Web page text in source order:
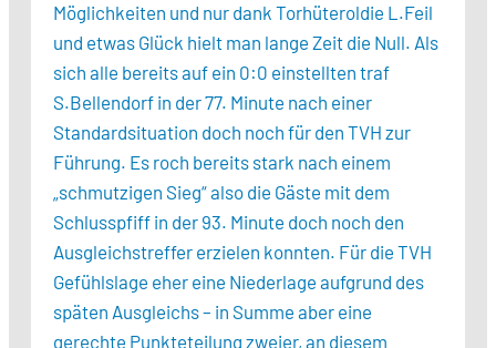
Möglichkeiten und nur dank Torhüteroldie L.Feil
und etwas Glück hielt man lange Zeit die Null. Als
sich alle bereits auf ein 0:0 einstellten traf
S.Bellendorf in der 77. Minute nach einer
Standardsituation doch noch für den TVH zur
Führung. Es roch bereits stark nach einem
„schmutzigen Sieg“ also die Gäste mit dem
Schlusspfiff in der 93. Minute doch noch den
Ausgleichstreffer erzielen konnten. Für die TVH
Gefühlslage eher eine Niederlage aufgrund des
späten Ausgleichs – in Summe aber eine
gerechte Punkteteilung zweier, an diesem